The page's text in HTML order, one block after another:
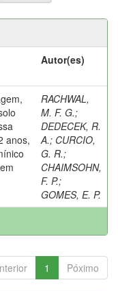
Autor(es)
anos,
RACHWAL,
M. F. G.;
DEDECEK, R.
A.; CURCIO,
G. R.;
CHAIMSOHN,
F. P.;
GOMES, E. P.
1 Póximo